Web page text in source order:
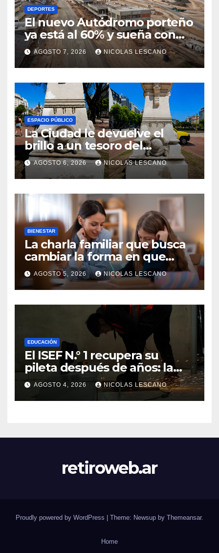
DEPORTES
El nuevo Autódromo porteño
ya está al 60% y sueña con
volver a tener Fórmula 1
AGOSTO 7, 2026 NICOLAS LESCANO
ESPACIO PÚBLICO
La Ciudad le devuelve el
brillo a un tesoro del
Centenario en Plaza del
Congreso
AGOSTO 6, 2026 NICOLAS LESCANO
BIENESTAR
La charla familiar que busca
cambiar la forma en que
educamos a nuestros hijos
sobre el dinero
AGOSTO 5, 2026 NICOLAS LESCANO
EDUCACIÓN
El ISEF N.° 1 recupera su
pileta después de años: la
obra ya supera el 50% y
cambia la formación de miles
de estudiantes
AGOSTO 4, 2026 NICOLAS LESCANO
retiroweb.ar
Proudly powered by WordPress Theme: Newsup by Themeansar.
Home